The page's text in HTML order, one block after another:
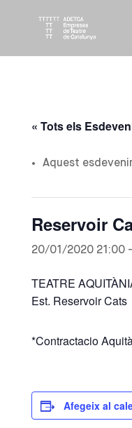
« Tots els
Aquest
Reservoir
20/01/2020 21:00-
TEATRE
Est. Reservoir Cats
*Contractacio
Afegeix al